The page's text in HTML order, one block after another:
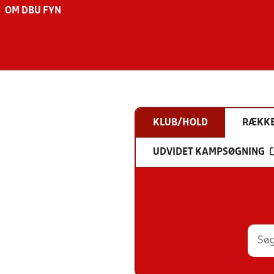
OM DBU FYN
KLUB/HOLD
UDVIDET KAMPSØGNING